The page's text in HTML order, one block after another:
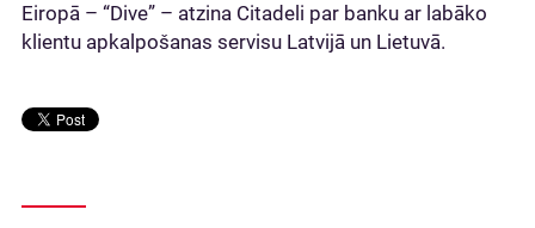
Eiropā – “Dive” – atzina Citadeli par banku ar labāko
klientu apkalpošanas servisu Latvijā un Lietuvā.